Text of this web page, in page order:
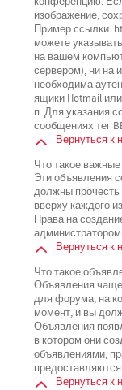
изображение,
Пример ссылки:
можете
на вашем
сервером), ни на
необходима
ящики Hotmail
п. Для указания
сообщениях тег
Вернуться к
Что такое
Эти объявления
должны
вверху каждого
Права на
Вернуться к
Что такое
Объявления
для форума, на
момент, и вы
Объявления
в котором они
объявлениями,
Вернуться к